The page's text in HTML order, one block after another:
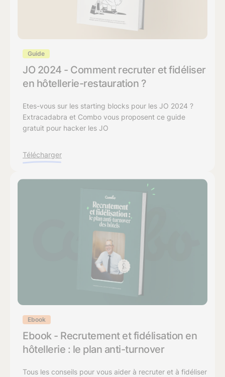
Guide
JO 2024 - Comment recruter et fidéliser
en hôtellerie-restauration ?
Etes-vous sur les starting blocks pour les JO 2024 ?
Extracadabra et Combo vous proposent ce guide
gratuit pour hacker les JO
Télécharger
Ebook
Ebook - Recrutement et fidélisation en
hôtellerie : le plan anti-turnover
Tous les conseils pour vous aider à recruter et à fidéliser